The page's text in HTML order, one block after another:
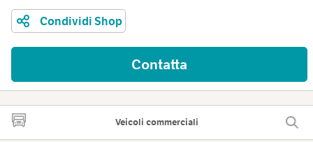
Condividi Shop
Contatta
Veicoli commerciali